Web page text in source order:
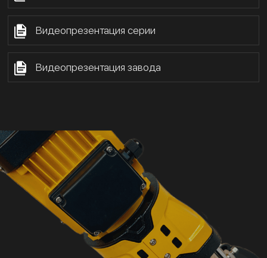
Видеопрезентация серии
Видеопрезентация завода